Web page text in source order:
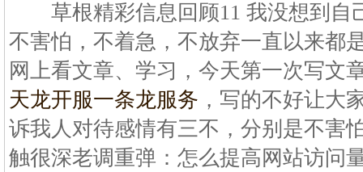
草根精彩信息回顾11 我没想到自
不害怕，不着急，不放弃一直以来都
网上看文章、学习，今天第一次写文
天龙开服一条龙服务 ，写的不好让大
诉我人对待感情有三不，分别是不害
触很深老调重弹：怎么提高网站访问